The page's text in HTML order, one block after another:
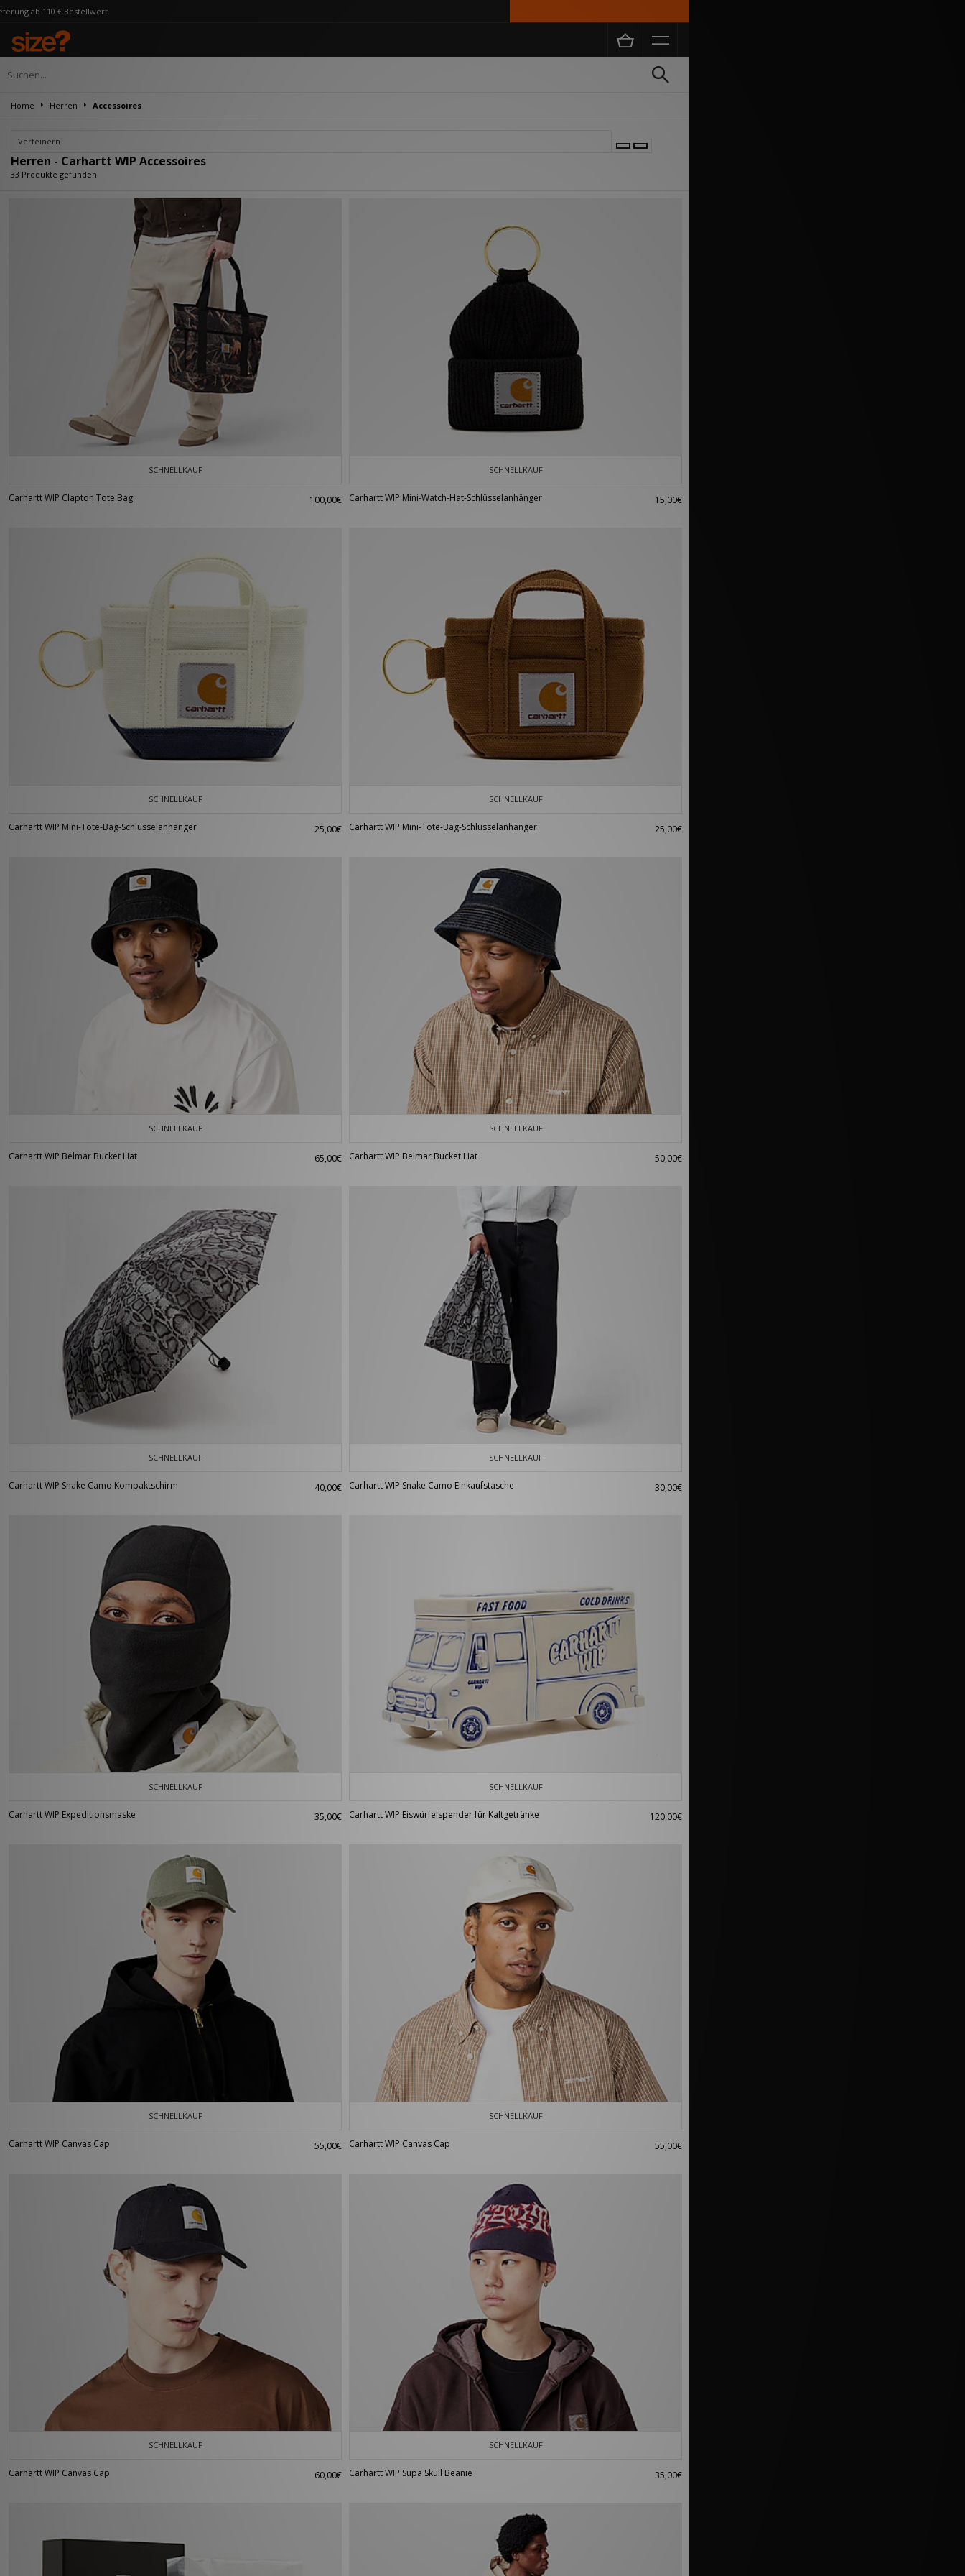
Home Herren Accessoires
Verfeinern
Herren - Carhartt WIP Accessoires
33 Produkte gefunden
SCHNELLKAUF
Carhartt WIP Clapton Tote Bag 100,00€
SCHNELLKAUF
Carhartt WIP Mini-Watch-Hat-Schlüsselanhänger 15,00€
SCHNELLKAUF
Carhartt WIP Mini-Tote-Bag-Schlüsselanhänger 25,00€
SCHNELLKAUF
Carhartt WIP Mini-Tote-Bag-Schlüsselanhänger 25,00€
SCHNELLKAUF
Carhartt WIP Belmar Bucket Hat 65,00€
SCHNELLKAUF
Carhartt WIP Belmar Bucket Hat 50,00€
SCHNELLKAUF
Carhartt WIP Snake Camo Kompaktschirm 40,00€
SCHNELLKAUF
Carhartt WIP Snake Camo Einkaufstasche 30,00€
SCHNELLKAUF
Carhartt WIP Expeditionsmaske 35,00€
SCHNELLKAUF
Carhartt WIP Eiswürfelspender für Kaltgetränke 120,00€
SCHNELLKAUF
Carhartt WIP Canvas Cap 55,00€
SCHNELLKAUF
Carhartt WIP Canvas Cap 55,00€
SCHNELLKAUF
Carhartt WIP Canvas Cap 60,00€
SCHNELLKAUF
Carhartt WIP Supa Skull Beanie 35,00€